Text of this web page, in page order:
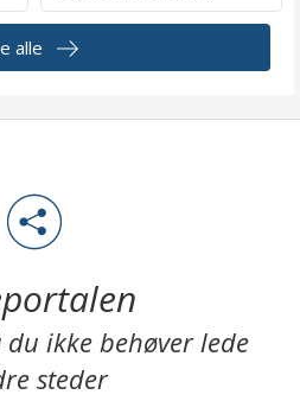
alle
du ikke behøver lede
steder